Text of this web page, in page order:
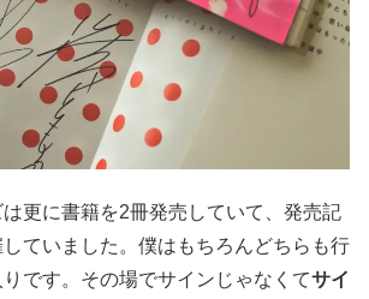
更に書籍を2冊発売していて、発売記
ていました。僕はもちろんどちらも行
です。その場でサインじゃなくてサイ